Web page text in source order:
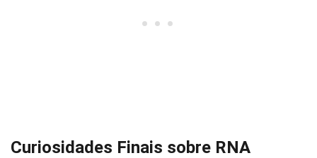
Curiosidades Finais sobre RNA